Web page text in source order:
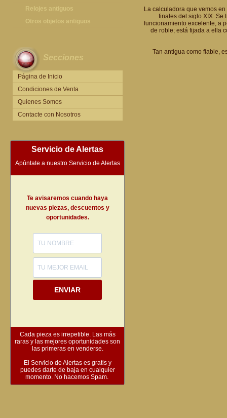
Publicaciones antiguas
Cajas de música antiguas
Radios antiguas
Plata antigua
Relojes antiguos
Relojes sobremesa antiguos
Relojes de pie antiguos
Relojes de bolsillo antiguos
Relojes de pulsera antiguos
Otros objetos antiguos
Secciones
Página de Inicio
Condiciones de Venta
Quienes Somos
Contacte con Nosotros
Servicio de Alertas
Apúntate a nuestro Servicio de Alertas
Te avisaremos cuando haya
nuevas piezas, descuentos y
oportunidades.
ENVIAR
Cada pieza es irrepetible. Las más
raras y las mejores oportunidades son
las primeras en venderse.
El Servicio de Alertas es gratis y
puedes darte de baja en cualquier
momento. No hacemos Spam.
La calculadora que vemos
finales del siglo XIX. Se
funcionamiento excelente, a
de roble; está fijada a ella
Tan antigua como fiable,